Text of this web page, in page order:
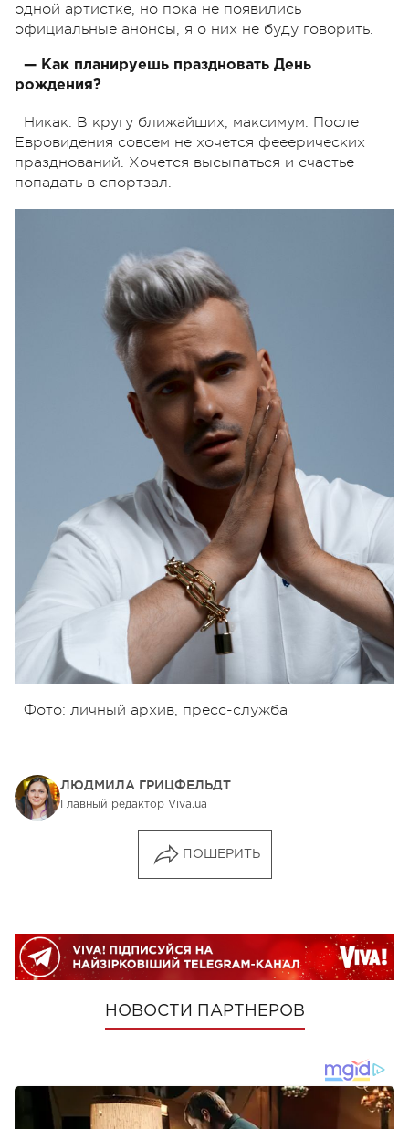
одной артистке, но пока не появились
официальные анонсы, я о них не буду говорить.
— Как планируешь праздновать День
рождения?
Никак. В кругу ближайших, максимум. После
Евровидения совсем не хочется фееерических
празднований. Хочется высыпаться и счастье
попадать в спортзал.
Фото: личный архив, пресс-служба
ЛЮДМИЛА ГРИЦФЕЛЬДТ
Главный редактор Viva.ua
ПОШЕРИТЬ
НОВОСТИ ПАРТНЕРОВ